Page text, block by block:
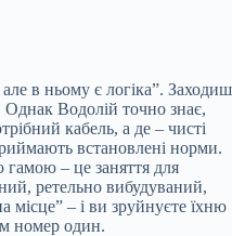
в ньому є логіка”. Заходиш
Однак Водолій точно знає,
кабель, а де – чисті
встановлені норми.
– це заняття для
ретельно вибудуваний,
місце” – і ви зруйнуєте їхню
номер один.